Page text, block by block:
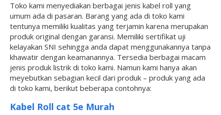
Toko kami menyediakan berbagai jenis kabel roll yang
umum ada di pasaran. Barang yang ada di toko kami
tentunya memiliki kualitas yang terjamin karena merupakan
produk original dengan garansi. Memiliki sertifikat uji
kelayakan SNI sehingga anda dapat menggunakannya tanpa
khawatir dengan keamanannya. Tersedia berbagai macam
jenis produk listrik di toko kami. Namun kami hanya akan
meyebutkan sebagian kecil dari produk – produk yang ada
di toko kami, berikut beberapa contohnya:
Kabel Roll cat 5e Murah